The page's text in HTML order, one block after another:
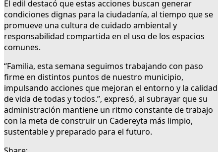
El edil destacó que estas acciones buscan generar
condiciones dignas para la ciudadanía, al tiempo que se
promueve una cultura de cuidado ambiental y
responsabilidad compartida en el uso de los espacios
comunes.
“Familia, esta semana seguimos trabajando con paso
firme en distintos puntos de nuestro municipio,
impulsando acciones que mejoran el entorno y la calidad
de vida de todas y todos.”, expresó, al subrayar que su
administración mantiene un ritmo constante de trabajo
con la meta de construir un Cadereyta más limpio,
sustentable y preparado para el futuro.